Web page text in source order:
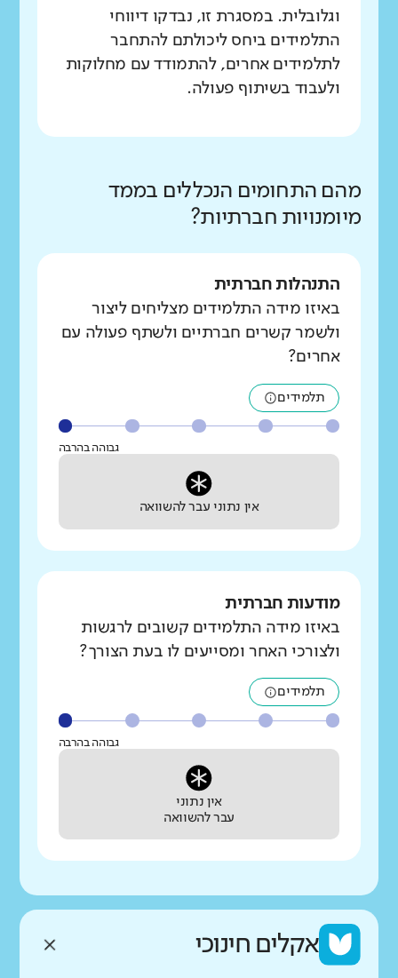
וגלובלית. במסגרת זו, נבדקו דיווחי
התלמידים ביחס ליכולתם להתחבר
לתלמידים אחרים, להתמודד עם מחלוקות
ולעבוד בשיתוף פעולה.
מהם התחומים הנכללים בממד
מיומנויות חברתיות?
התנהלות חברתית
באיזו מידה התלמידים מצליחים ליצור
ולשמר קשרים חברתיים ולשתף פעולה עם
אחרים?
תלמידים
גבוהה בהרבה
אין נתוני עבר להשוואה
מודעות חברתית
באיזו מידה התלמידים קשובים לרגשות
ולצורכי האחר ומסייעים לו בעת הצורך?
תלמידים
גבוהה בהרבה
אין נתוני
עבר להשוואה
אקלים חינוכי